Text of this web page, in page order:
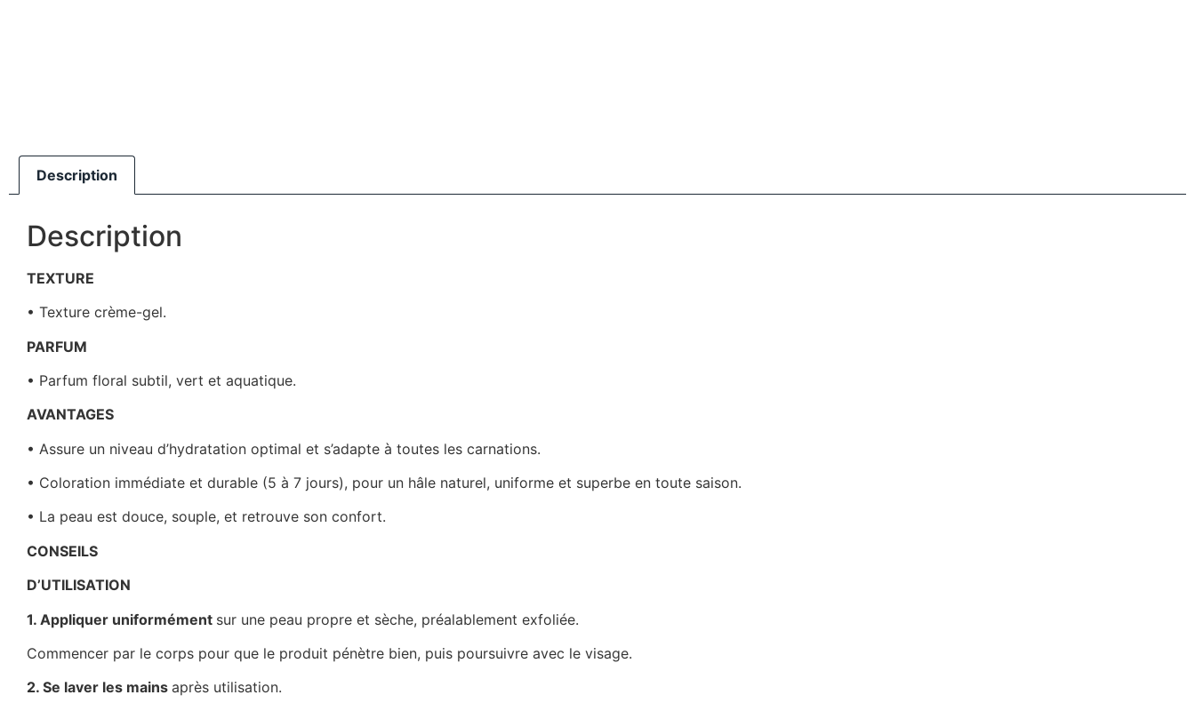
Description
Description
TEXTURE
• Texture crème-gel.
PARFUM
• Parfum floral subtil, vert et aquatique.
AVANTAGES
• Assure un niveau d’hydratation optimal et s’adapte à toutes les carnations.
• Coloration immédiate et durable (5 à 7 jours), pour un hâle naturel, uniforme et superbe en toute saison.
• La peau est douce, souple, et retrouve son confort.
CONSEILS
D’UTILISATION
1. Appliquer uniformément sur une peau propre et sèche, préalablement exfoliée.
Commencer par le corps pour que le produit pénètre bien, puis poursuivre avec le visage.
2. Se laver les mains après utilisation.